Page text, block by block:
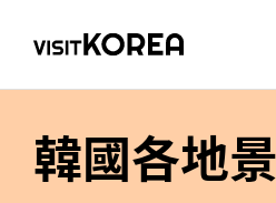
韓國各地